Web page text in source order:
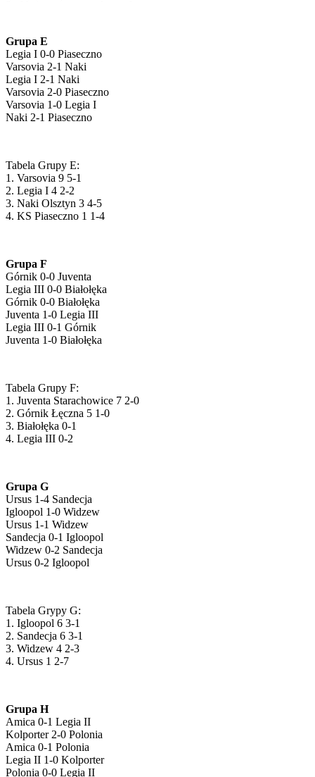
Grupa E
Legia I 0-0 Piaseczno
Varsovia 2-1 Naki
Legia I 2-1 Naki
Varsovia 2-0 Piaseczno
Varsovia 1-0 Legia I
Naki 2-1 Piaseczno
Tabela Grupy E:
1. Varsovia 9 5-1
2. Legia I 4 2-2
3. Naki Olsztyn 3 4-5
4. KS Piaseczno 1 1-4
Grupa F
Górnik 0-0 Juventa
Legia III 0-0 Białołęka
Górnik 0-0 Białołęka
Juventa 1-0 Legia III
Legia III 0-1 Górnik
Juventa 1-0 Białołęka
Tabela Grupy F:
1. Juventa Starachowice 7 2-0
2. Górnik Łęczna 5 1-0
3. Białołęka 0-1
4. Legia III 0-2
Grupa G
Ursus 1-4 Sandecja
Igloopol 1-0 Widzew
Ursus 1-1 Widzew
Sandecja 0-1 Igloopol
Widzew 0-2 Sandecja
Ursus 0-2 Igloopol
Tabela Grypy G:
1. Igloopol 6 3-1
2. Sandecja 6 3-1
3. Widzew 4 2-3
4. Ursus 1 2-7
Grupa H
Amica 0-1 Legia II
Kolporter 2-0 Polonia
Amica 0-1 Polonia
Legia II 1-0 Kolporter
Polonia 0-0 Legia II